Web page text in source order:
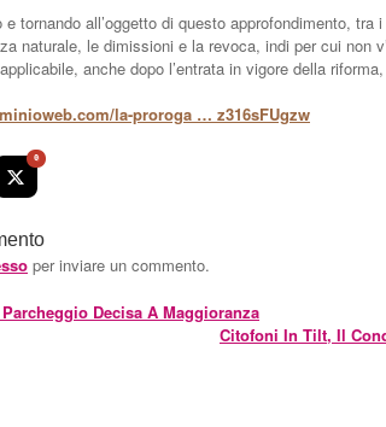
tornando all’oggetto di questo approfondimento, tra
naturale, le dimissioni e la revoca, indi per cui non
anche dopo l’entrata in vigore della
la-proroga … z316sFUgzw
0
per inviare un commento.
Decisa A Maggioranza
Citofoni In Tilt, Il